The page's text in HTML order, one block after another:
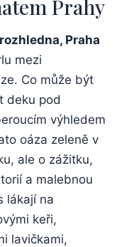
Prahy
Praha
mezi
⁣Co⁢ může být
deku pod
výhledem​
oáza ⁢zeleně v
ale o zážitku,
a ‍malebnou
lákají na
keři,
lavičkami,